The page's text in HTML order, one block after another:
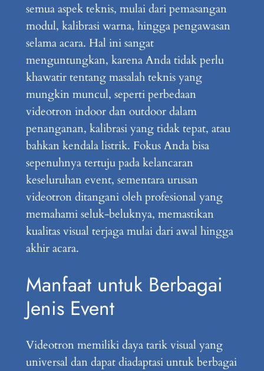
semua aspek teknis, mulai dari pemasangan
modul, kalibrasi warna, hingga pengawasan
selama acara. Hal ini sangat
menguntungkan, karena Anda tidak perlu
khawatir tentang masalah teknis yang
mungkin muncul, seperti perbedaan
videotron indoor dan outdoor dalam
penanganan, kalibrasi yang tidak tepat, atau
bahkan kendala listrik. Fokus Anda bisa
sepenuhnya tertuju pada kelancaran
keseluruhan event, sementara urusan
videotron ditangani oleh profesional yang
memahami seluk-beluknya, memastikan
kualitas visual terjaga mulai dari awal hingga
akhir acara.
Manfaat untuk Berbagai
Jenis Event
Videotron memiliki daya tarik visual yang
universal dan dapat diadaptasi untuk berbagai